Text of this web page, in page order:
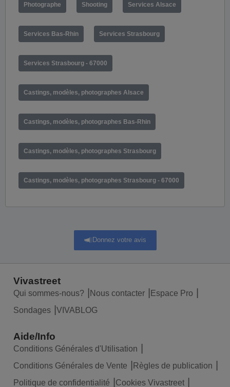
Photographe Shooting Services Alsace
Services Bas-Rhin Services Strasbourg
Services Strasbourg - 67000
Castings, modèles, photographes Alsace
Castings, modèles, photographes Bas-Rhin
Castings, modèles, photographes Strasbourg
Castings, modèles, photographes Strasbourg - 67000
Donnez votre avis
Vivastreet
Qui sommes-nous? Nous contacter
Espace Pro
Sondages
VIVABLOG
Aide/Info
Conditions Générales d'Utilisation
Conditions Générales de Vente
Règles de publication
Politique de confidentialité
Cookies Vivastreet